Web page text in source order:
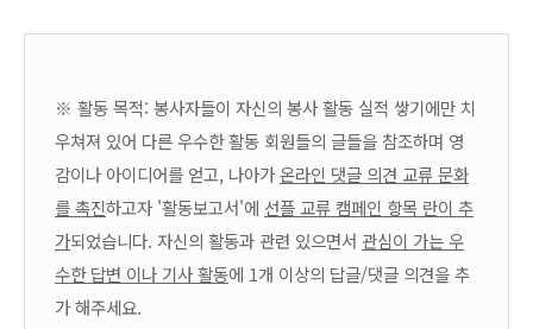
※ 활동 목적: 봉사자들이 자신의 봉사 활동 실적 쌓기에만 치
우쳐져 있어 다른 우수한 활동 회원들의 글들을 참조하며 영
감이나 아이디어를 얻고, 나아가온라인 댓글 의견 교류 문화
를 촉진하고자 '활동보고서'에 선플 교류 캠페인 항목 란이 추
가되었습니다. 자신의 활동과 관련 있으면서 관심이 가는 우
수한 답변 이나 기사 활동에 1개 이상의 답글/댓글 의견을 추
가 해주세요.